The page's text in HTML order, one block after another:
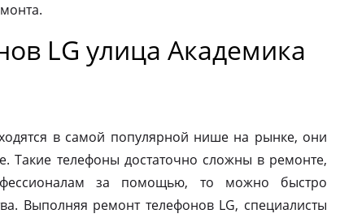
LG улица Академика
в самой популярной нише на рынке, они
Такие телефоны достаточно сложны в ремонте,
за помощью, то можно быстро
Выполняя ремонт телефонов LG, специалисты